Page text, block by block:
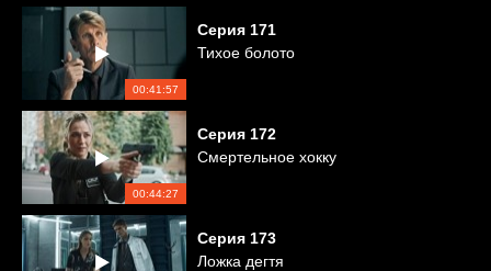
00:41:57
Серия 171
Тихое болото
00:44:27
Серия 172
Смертельное хокку
Серия 173
Ложка дегтя